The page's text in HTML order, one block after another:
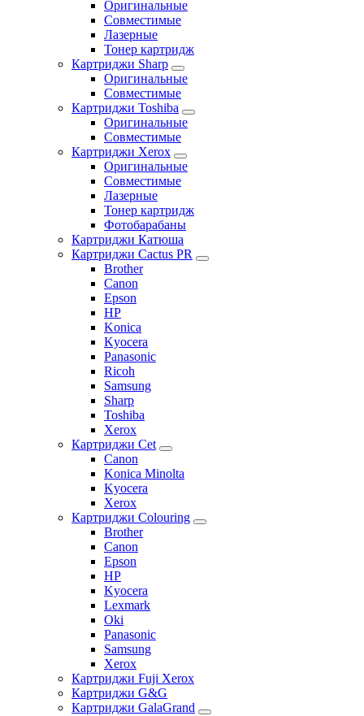
Оригинальные
Совместимые
Лазерные
Тонер картридж
Картриджи Sharp
Оригинальные
Совместимые
Картриджи Toshiba
Оригинальные
Совместимые
Картриджи Xerox
Оригинальные
Совместимые
Лазерные
Тонер картридж
Фотобарабаны
Картриджи Катюша
Картриджи Cactus PR
Brother
Canon
Epson
HP
Konica
Kyocera
Panasonic
Ricoh
Samsung
Sharp
Toshiba
Xerox
Картриджи Cet
Canon
Konica Minolta
Kyocera
Xerox
Картриджи Colouring
Brother
Canon
Epson
HP
Kyocera
Lexmark
Oki
Panasonic
Samsung
Xerox
Картриджи Fuji Xerox
Картриджи G&G
Картриджи GalaGrand